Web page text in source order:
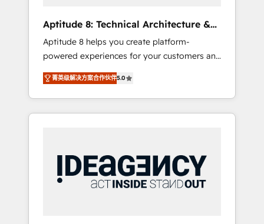
synchronisation API, audit et maintenance) ➤
La création de sites internet de conversion
qui transforment les visiteurs en
opportunités d'affaires ➤ La mise en place
de stratégies d'acquisition marketing (SEO,
SEA, inbound, automatisation marketing,
ABM, IA, emailing) Informations clés : - 10 ans
certifications HubSpot cumulées
Aptitude 8: Technical Architecture &
Deployment
Aptitude 8 helps you create platform-
powered experiences for your customers and
teams. We build multi-hub solutions and
orchestrate operations across your entire
tech stack. Aptitude 8 is trusted by top
brands such as Lenovo, Bluetooth,
Association, Randstad, Uber Freight, and
HubSpot itself. We have the largest technical
consulting team of any HubSpot partner and
菁英级解决方案合作伙伴5.0